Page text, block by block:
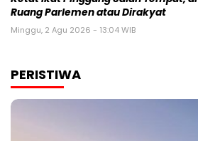
Ruang Parlemen atau Dirakyat
Minggu, 2 Agu 2026 - 13:04 WIB
PERISTIWA